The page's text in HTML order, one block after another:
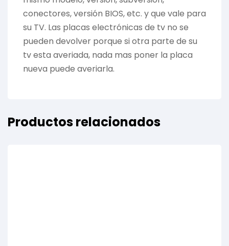
conectores, versión BIOS, etc. y que vale para
su TV. Las placas electrónicas de tv no se
pueden devolver porque si otra parte de su
tv esta averiada, nada mas poner la placa
nueva puede averiarla.
Productos relacionados